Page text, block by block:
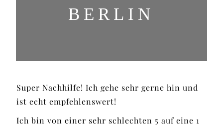
BERLIN
Super Nachhilfe! Ich gehe sehr gerne hin und
ist echt empfehlenswert!
Ich bin von einer sehr schlechten 5 auf eine 1